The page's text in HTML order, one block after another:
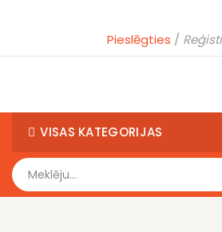
Pieslēgties
VISAS KATEGORIJAS